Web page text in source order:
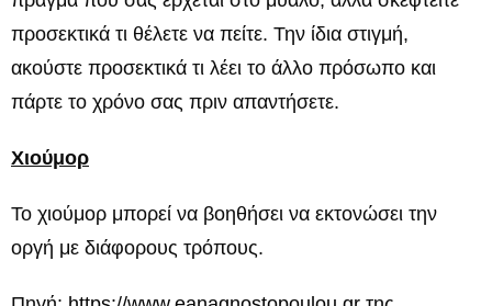
προσεκτικά τι θέλετε να πείτε. Την ίδια στιγμή,
ακούστε προσεκτικά τι λέει το άλλο πρόσωπο και
πάρτε το χρόνο σας πριν απαντήσετε.
Χιούμορ
Το χιούμορ μπορεί να βοηθήσει να εκτονώσει την
οργή με διάφορους τρόπους.